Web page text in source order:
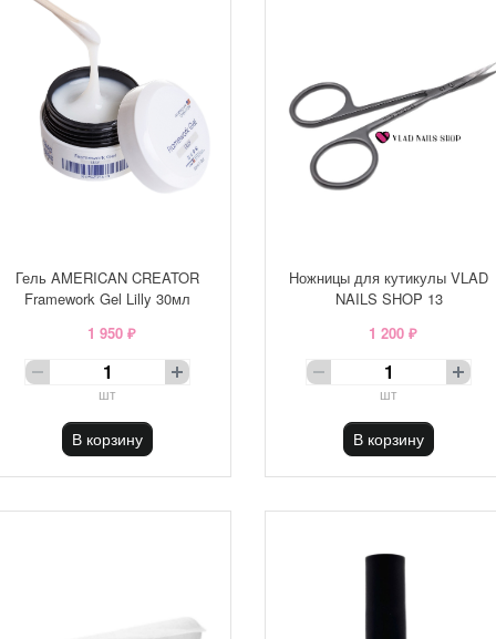
Гель AMERICAN CREATOR
Framework Gel Lilly 30мл
1 950 ₽
шт
В корзину
Ножницы для кутикулы VLAD
NAILS SHOP 13
1 200 ₽
шт
В корзину